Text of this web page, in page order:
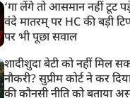
‘गा लेंगे तो आसमान नहीं टूट
वंदे मातरम् पर HC की बड़ी
पर भी पूछा सवाल
शादीशुदा बेटी को नहीं मिल
नौकरी? सुप्रीम कोर्ट ने कर
की कौनसी नीति को बताया